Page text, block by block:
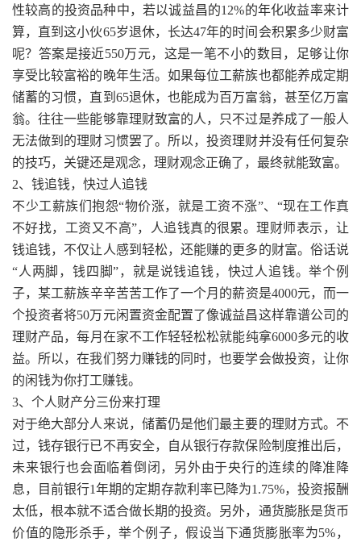
性较高的投资品种中，若以诚益昌的12%的年化收益率来计
算，直到这小伙65岁退休，长达47年的时间会积累多少财富
呢？答案是接近550万元，这是一笔不小的数目，足够让你
享受比较富裕的晚年生活。如果每位工薪族也都能养成定期
储蓄的习惯，直到65退休，也能成为百万富翁，甚至亿万富
翁。往往一些能够靠理财致富的人，只不过是养成了一般人
无法做到的理财习惯罢了。所以，投资理财并没有任何复杂
的技巧，关键还是观念，理财观念正确了，最终就能致富。
2、钱追钱，快过人追钱
不少工薪族们抱怨“物价涨，就是工资不涨”、“现在工作真
不好找，工资又不高”，人追钱真的很累。理财师表示，让
钱追钱，不仅让人感到轻松，还能赚的更多的财富。俗话说
“人两脚，钱四脚”，就是说钱追钱，快过人追钱。举个例
子，某工薪族辛辛苦苦工作了一个月的薪资是4000元，而一
个投资者将50万元闲置资金配置了像诚益昌这样靠谱公司的
理财产品，每月在家不工作轻轻松松就能纯拿6000多元的收
益。所以，在我们努力赚钱的同时，也要学会做投资，让你
的闲钱为你打工赚钱。
3、个人财产分三份来打理
对于绝大部分人来说，储蓄仍是他们最主要的理财方式。不
过，钱存银行已不再安全，自从银行存款保险制度推出后，
未来银行也会面临着倒闭，另外由于央行的连续的降准降
息，目前银行1年期的定期存款利率已降为1.75%，投资报酬
太低，根本就不适合做长期的投资。另外，通货膨胀是货币
价值的隐形杀手，举个例子，假设当下通货膨胀率为5%，